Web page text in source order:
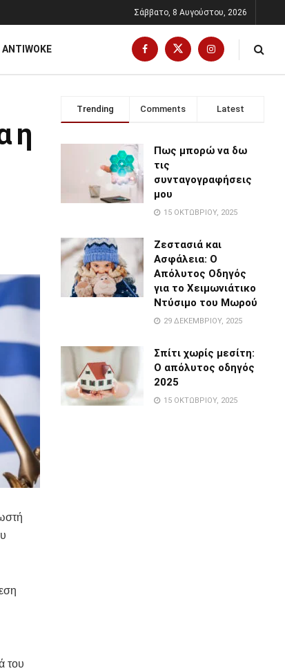
Σάββατο, 8 Αυγούστου, 2026
ANTIWOKE
η
του
Trending Comments Latest
Πως μπορώ να δω
τις
συνταγογραφήσεις
μου
15 ΟΚΤΩΒΡΊΟΥ, 2025
Ζεστασιά και
Ασφάλεια: Ο
Απόλυτος Οδηγός
για το Χειμωνιάτικο
Ντύσιμο του Μωρού
29 ΔΕΚΕΜΒΡΊΟΥ, 2025
Σπίτι χωρίς μεσίτη:
Ο απόλυτος οδηγός
2025
15 ΟΚΤΩΒΡΊΟΥ, 2025